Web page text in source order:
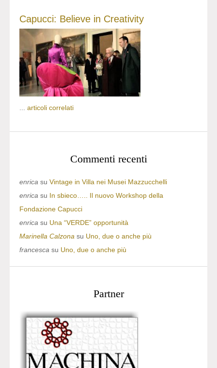
Capucci: Believe in Creativity
articoli correlati
Commenti recenti
enrica su Vintage in Villa nei Musei Mazzucchelli
enrica su In sbieco….. Il nuovo Workshop della
Fondazione Capucci
enrica su Una “VERDE” opportunità
Marinella Calzona su Uno, due o anche più
francesca su Uno, due o anche più
Partner